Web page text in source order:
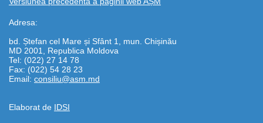
Adresa:
bd. Ștefan cel Mare și Sfânt 1, mun. Chișinău
MD 2001, Republica Moldova
Tel: (022) 27 14 78
Fax: (022) 54 28 23
Email: consiliu@asm.md
Elaborat de IDSI